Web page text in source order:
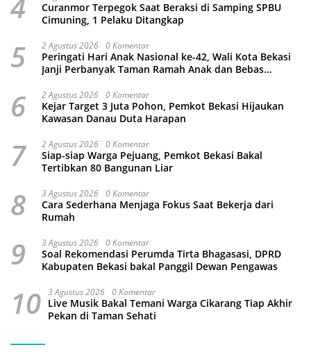
4
Curanmor Terpegok Saat Beraksi di Samping SPBU
Cimuning, 1 Pelaku Ditangkap
5 2 Agustus 2026 0 Komentar
Peringati Hari Anak Nasional ke-42, Wali Kota Bekasi
Janji Perbanyak Taman Ramah Anak dan Bebas
6 2 Agustus 2026 0 Komentar
Kejar Target 3 Juta Pohon, Pemkot Bekasi Hijaukan
Kawasan Danau Duta Harapan
7 2 Agustus 2026 0 Komentar
Siap-siap Warga Pejuang, Pemkot Bekasi Bakal
Tertibkan 80 Bangunan Liar
8 3 Agustus 2026 0 Komentar
Cara Sederhana Menjaga Fokus Saat Bekerja dari
Rumah
9 3 Agustus 2026 0 Komentar
Soal Rekomendasi Perumda Tirta Bhagasasi, DPRD
Kabupaten Bekasi bakal Panggil Dewan Pengawas
10 3 Agustus 2026 0 Komentar
Live Musik Bakal Temani Warga Cikarang Tiap Akhir
Pekan di Taman Sehati